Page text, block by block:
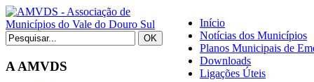
A AMVDS
Início
Notícias dos Municípios
Planos Municipais de
Downloads
Ligações Úteis